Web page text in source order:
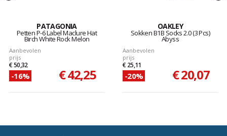
PATAGONIA
Petten P-6 Label Maclure Hat
Birch White Rock Melon
Aanbevolen
prijs
€ 50,32
-16% € 42,25
OAKLEY
Sokken B1B Socks 2.0 (3 Pcs)
Abyss
Aanbevolen
prijs
€ 25,11
-20% € 20,07